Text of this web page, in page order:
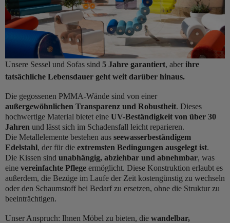
Unsere Sessel und Sofas sind 5 Jahre garantiert, aber ihre
tatsächliche Lebensdauer geht weit darüber hinaus.
Die gegossenen PMMA-Wände sind von einer
außergewöhnlichen Transparenz und Robustheit. Dieses
hochwertige Material bietet eine UV-Beständigkeit von über 30
Jahren und lässt sich im Schadensfall leicht reparieren.
Die Metallelemente bestehen aus seewasserbeständigem
Edelstahl, der für die extremsten Bedingungen ausgelegt ist.
Die Kissen sind unabhängig, abziehbar und abnehmbar, was
eine vereinfachte Pflege ermöglicht. Diese Konstruktion erlaubt es
außerdem, die Bezüge im Laufe der Zeit kostengünstig zu wechseln
oder den Schaumstoff bei Bedarf zu ersetzen, ohne die Struktur zu
beeinträchtigen.
Unser Anspruch: Ihnen Möbel zu bieten, die wandelbar,